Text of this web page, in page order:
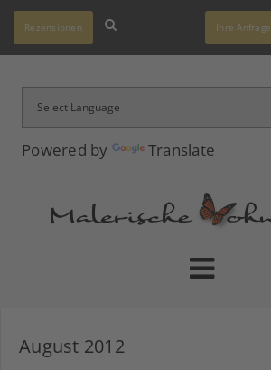
Powered by Translate
Rezensionen Ihre Anfrage
August 2012